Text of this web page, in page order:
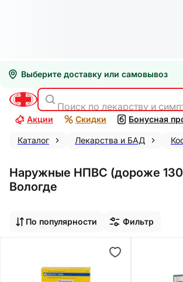
Выберите доставку или самовывоз
Поиск по лекарству и
Акции Скидки Бонусная
Каталог Лекарства и БАД
Наружные НПВС (дороже 130
Вологде
По популярности Фильтр